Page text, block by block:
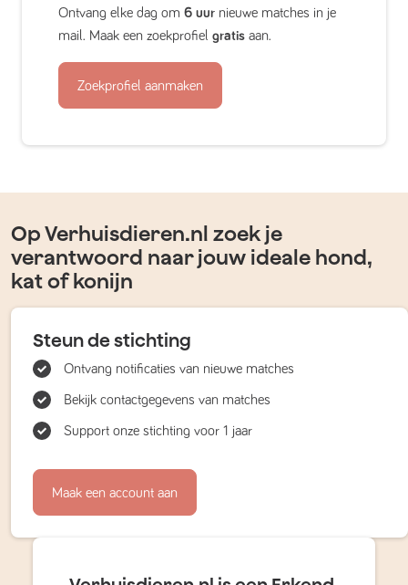
Ontvang elke dag om 6 uur nieuwe matches in je
mail. Maak een zoekprofiel gratis aan.
Zoekprofiel aanmaken
Op Verhuisdieren.nl zoek je
verantwoord naar jouw ideale hond,
kat of konijn
Steun de stichting
Ontvang notificaties van nieuwe matches
Bekijk contactgegevens van matches
Support onze stichting voor 1 jaar
Maak een account aan